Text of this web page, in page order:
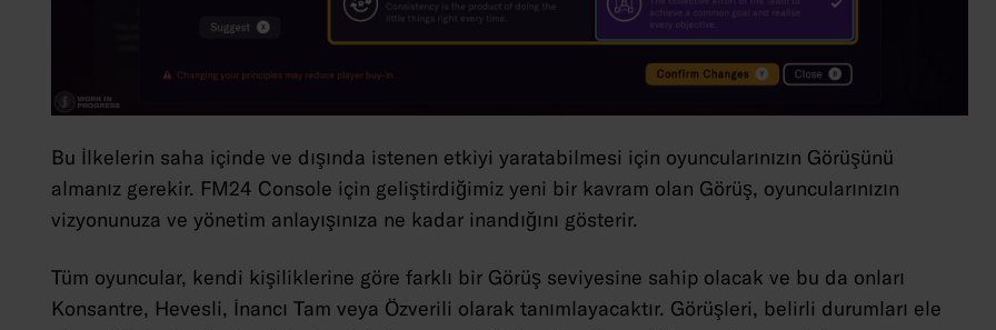
Bu İlkelerin saha içinde ve dışında istenen etkiyi yaratabilmesi için oyuncularınızın Görüşünü
almanız gerekir. FM24 Console için geliştirdiğimiz yeni bir kavram olan Görüş, oyuncularınızın
vizyonunuza ve yönetim anlayışınıza ne kadar inandığını gösterir.
Tüm oyuncular, kendi kişiliklerine göre farklı bir Görüş seviyesine sahip olacak ve bu da onları
Konsantre, Hevesli, İnancı Tam veya Özverili olarak tanımlayacaktır. Görüşleri, belirli durumları ele